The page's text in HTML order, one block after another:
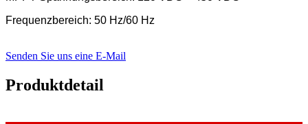
Frequenzbereich: 50 Hz/60 Hz
Senden Sie uns eine E-Mail
Produktdetail